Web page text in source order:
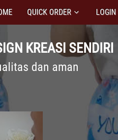
QUICK ORDER LOGIN
KREASI SENDIRI
dan aman